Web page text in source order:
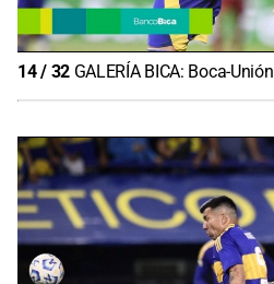
14/ 32 GALERÍA BICA: Boca-Unión